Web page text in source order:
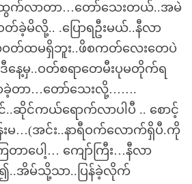
ထွက်လာတာ…တော်သေးတယ်..အမဲ
ခဲ့မိလို့.. .ပြောရဦးမယ်..နီလာ
တ်ထမရှိဘူး..ဖိစကတ်လေးတေပဲ
နေ့မှ..ဝတ်စရာတေမီးပုမတိုက်ရ
တာ…တော်သေးလို့…….
..ဆိုင်ကယ်ရောက်လာပါပီ .. စောင့်
းမ…(အင်း..နာရီဝက်လောက်ရှိပီ.ကို
တာပေါ့… ကျော်ကြီး…နီလာ
..အိမ်သို့သာ..ပြန်ခဲ့လိုက်